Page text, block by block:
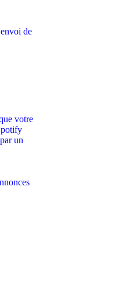
de
votre
un